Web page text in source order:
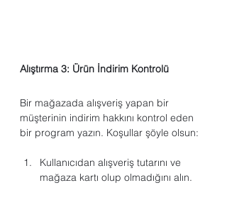
Alıştırma 3: Ürün İndirim Kontrolü
Bir mağazada alışveriş yapan bir
müşterinin indirim hakkını kontrol eden
bir program yazın. Koşullar şöyle olsun:
Kullanıcıdan alışveriş tutarını ve
mağaza kartı olup olmadığını alın.